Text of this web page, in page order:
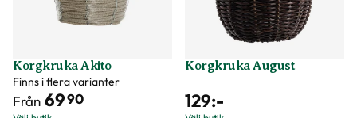
Korgkruka Akito
Finns i flera varianter
Från 6990
Korgkruka August
129:-